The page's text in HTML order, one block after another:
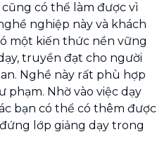
có thể làm được vì
nghiệp này và khách
một kiến thức nền vững
truyền đạt cho người
Nghề này rất phù hợp
phạm. Nhờ vào việc dạy
bạn có thể có thêm được
lớp giảng dạy trong